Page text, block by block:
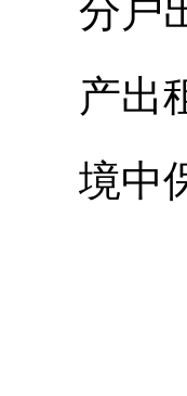
分户
产出
境中